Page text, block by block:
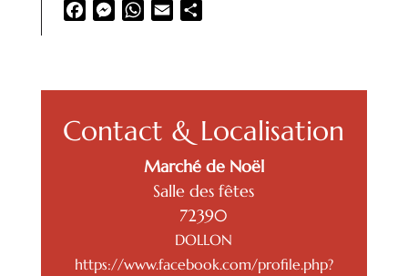
FacebookMessenger
WhatsApp
Email
Contact & Localisation
Marché de Noël
Salle des fêtes
72390
DOLLON
https://www.facebook.com/profile.php?